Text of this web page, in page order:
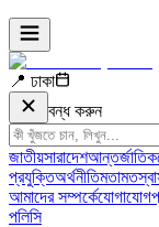
📍 ঢাকা
বন্ধ করুন
জাতীয়সারাদেশআন্তর্জাতিক
প্রযুক্তিঅর্থনীতিমতামত
আমাদের সম্পর্কেযোগাযোগ
পলিসি